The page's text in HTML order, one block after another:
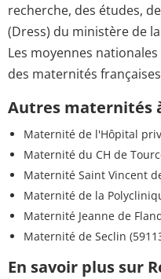
recherche, des études,
(Dress) du ministère de
Les moyennes
des maternités
Autres maternités
Maternité de l'Hôpital
Maternité du CH de
Maternité Saint Vincent
Maternité de la
Maternité Jeanne de
Maternité de Seclin
En savoir plus sur